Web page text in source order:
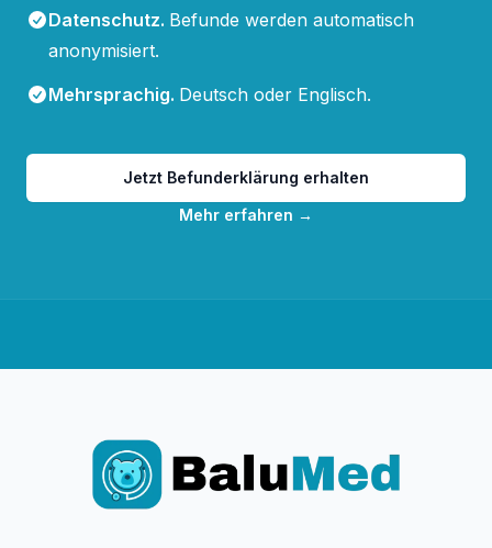
Datenschutz. Befunde werden automatisch
anonymisiert.
Mehrsprachig. Deutsch oder Englisch.
Jetzt Befunderklärung erhalten
Mehr erfahren →